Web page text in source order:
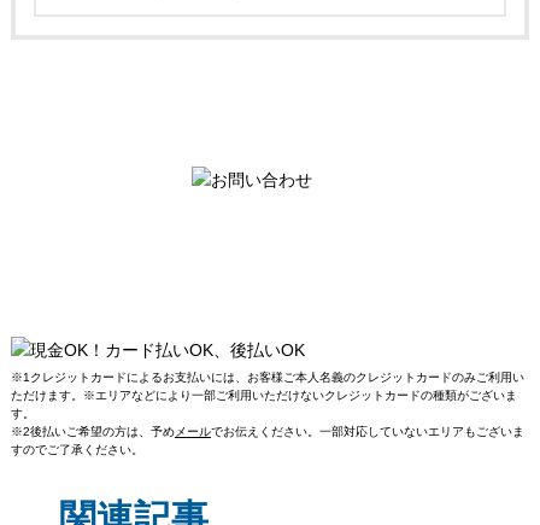
※1クレジットカードによるお支払いには、お客様ご本人名義のクレジットカードのみご利用い
ただけます。※エリアなどにより一部ご利用いただけないクレジットカードの種類がございま
す。
※2後払いご希望の方は、予めメールでお伝えください。一部対応していないエリアもございま
すのでご了承ください。